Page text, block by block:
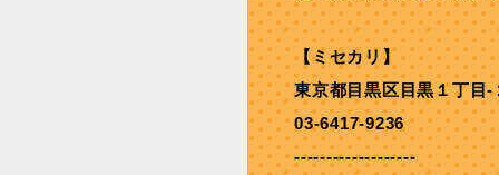
【ミセカリ】
東京都目黒区目黒１丁
03-6417-9236
-------------------